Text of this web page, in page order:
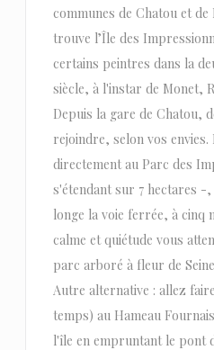
communes de Chatou et
trouve l’Île des
certains peintres dans la
siècle, à l'instar de Monet,
Depuis la gare de Chatou,
rejoindre, selon vos
directement au Parc des
s'étendant sur 7 hectares -
longe la voie ferrée, à cinq
calme et quiétude vous
parc arboré à fleur de
Autre alternative : allez
temps) au Hameau
l'île en empruntant le pont